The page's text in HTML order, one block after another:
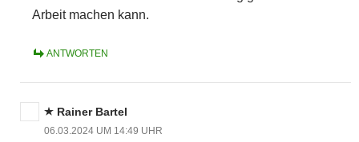
Arbeit machen kann.
ANTWORTEN
Rainer Bartel
06.03.2024 UM 14:49 UHR